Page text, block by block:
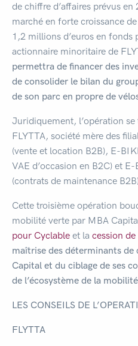
de chiffre d’affaires prévus
marché en forte croissance
1,2 millions d’euros en fonds
actionnaire minoritaire de
permettra de financer des
de consolider le bilan du
de son parc en propre de
Juridiquement, l’opération
FLYTTA, société mère des
(vente et location B2B), E-
VAE d’occasion en B2C) et
(contrats de maintenance
Cette troisième opération
mobilité verte par MBA
pour Cyclable et la cession de
maîtrise des déterminants de
Capital et du ciblage de ses
de l’écosystème de la
LES CONSEILS DE
FLYTTA